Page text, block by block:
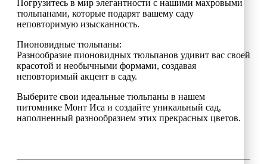
Погрузитесь в мир элегантности с нашими махровыми
тюльпанами, которые подарят вашему саду
неповторимую изысканность.
Пионовидные тюльпаны:
Разнообразие пионовидных тюльпанов удивит вас своей
красотой и необычными формами, создавая
неповторимый акцент в саду.
Выберите свои идеальные тюльпаны в нашем
питомнике Монт Иса и создайте уникальный сад,
наполненный разнообразием этих прекрасных цветов.